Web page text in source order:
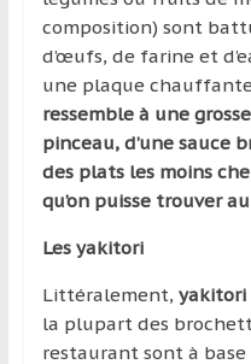
composition) sont
d’œufs, de farine et
une plaque
ressemble à une
pinceau, d’une sauce
des plats les moins
qu’on puisse trouver
Les yakitori
Littéralement, yakitori
la plupart des
restaurant sont à